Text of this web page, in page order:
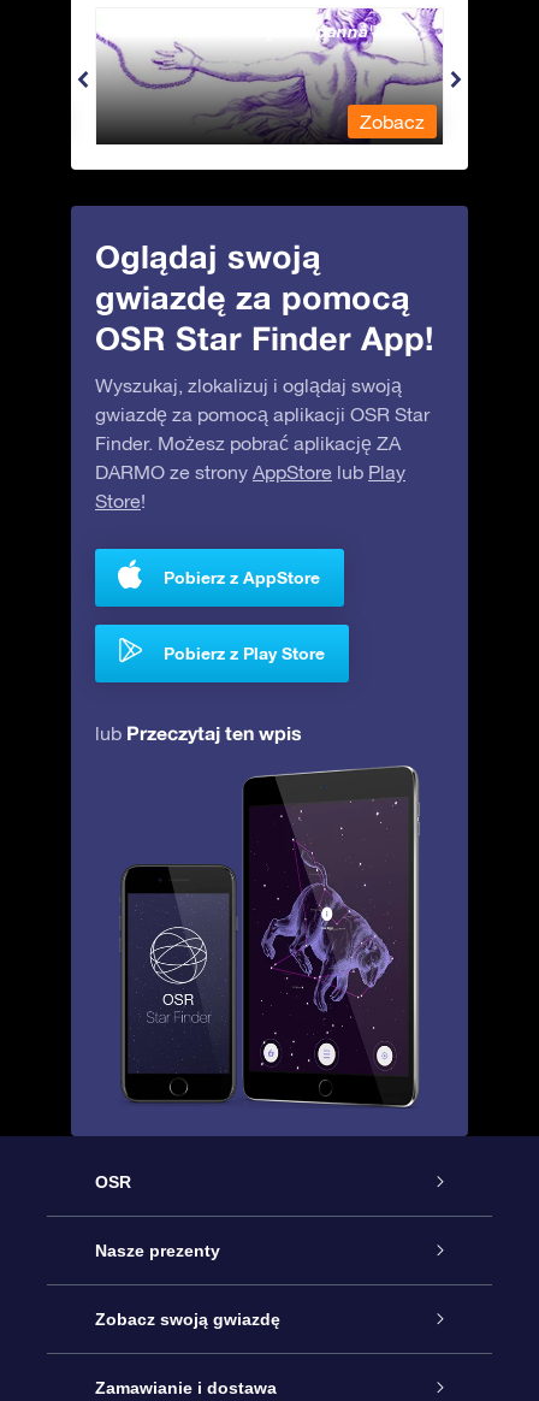
Andromeda - Związana panna
Zobacz
Oglądaj swoją
gwiazdę za pomocą
OSR Star Finder App!
Wyszukaj, zlokalizuj i oglądaj swoją
gwiazdę za pomocą aplikacji OSR Star
Finder. Możesz pobrać aplikację ZA
DARMO ze strony AppStore lub Play
Store!
Pobierz z AppStore
Pobierz z Play Store
lub Przeczytaj ten wpis
OSR
Obsługa
Kontakt
Blog
Nasze prezenty
Podarunek Gwiazda Online
Pakiet Podarunkowy OSR
Zobacz swoją gwiazdę
Rejestr Gwiazd
Zamawianie i dostawa